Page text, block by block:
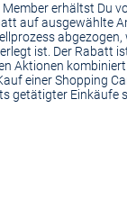
Member erhältst Du
auf ausgewählte
abgezogen,
ist. Der Rabatt
Aktionen
einer Shopping
getätigter Einkäufe